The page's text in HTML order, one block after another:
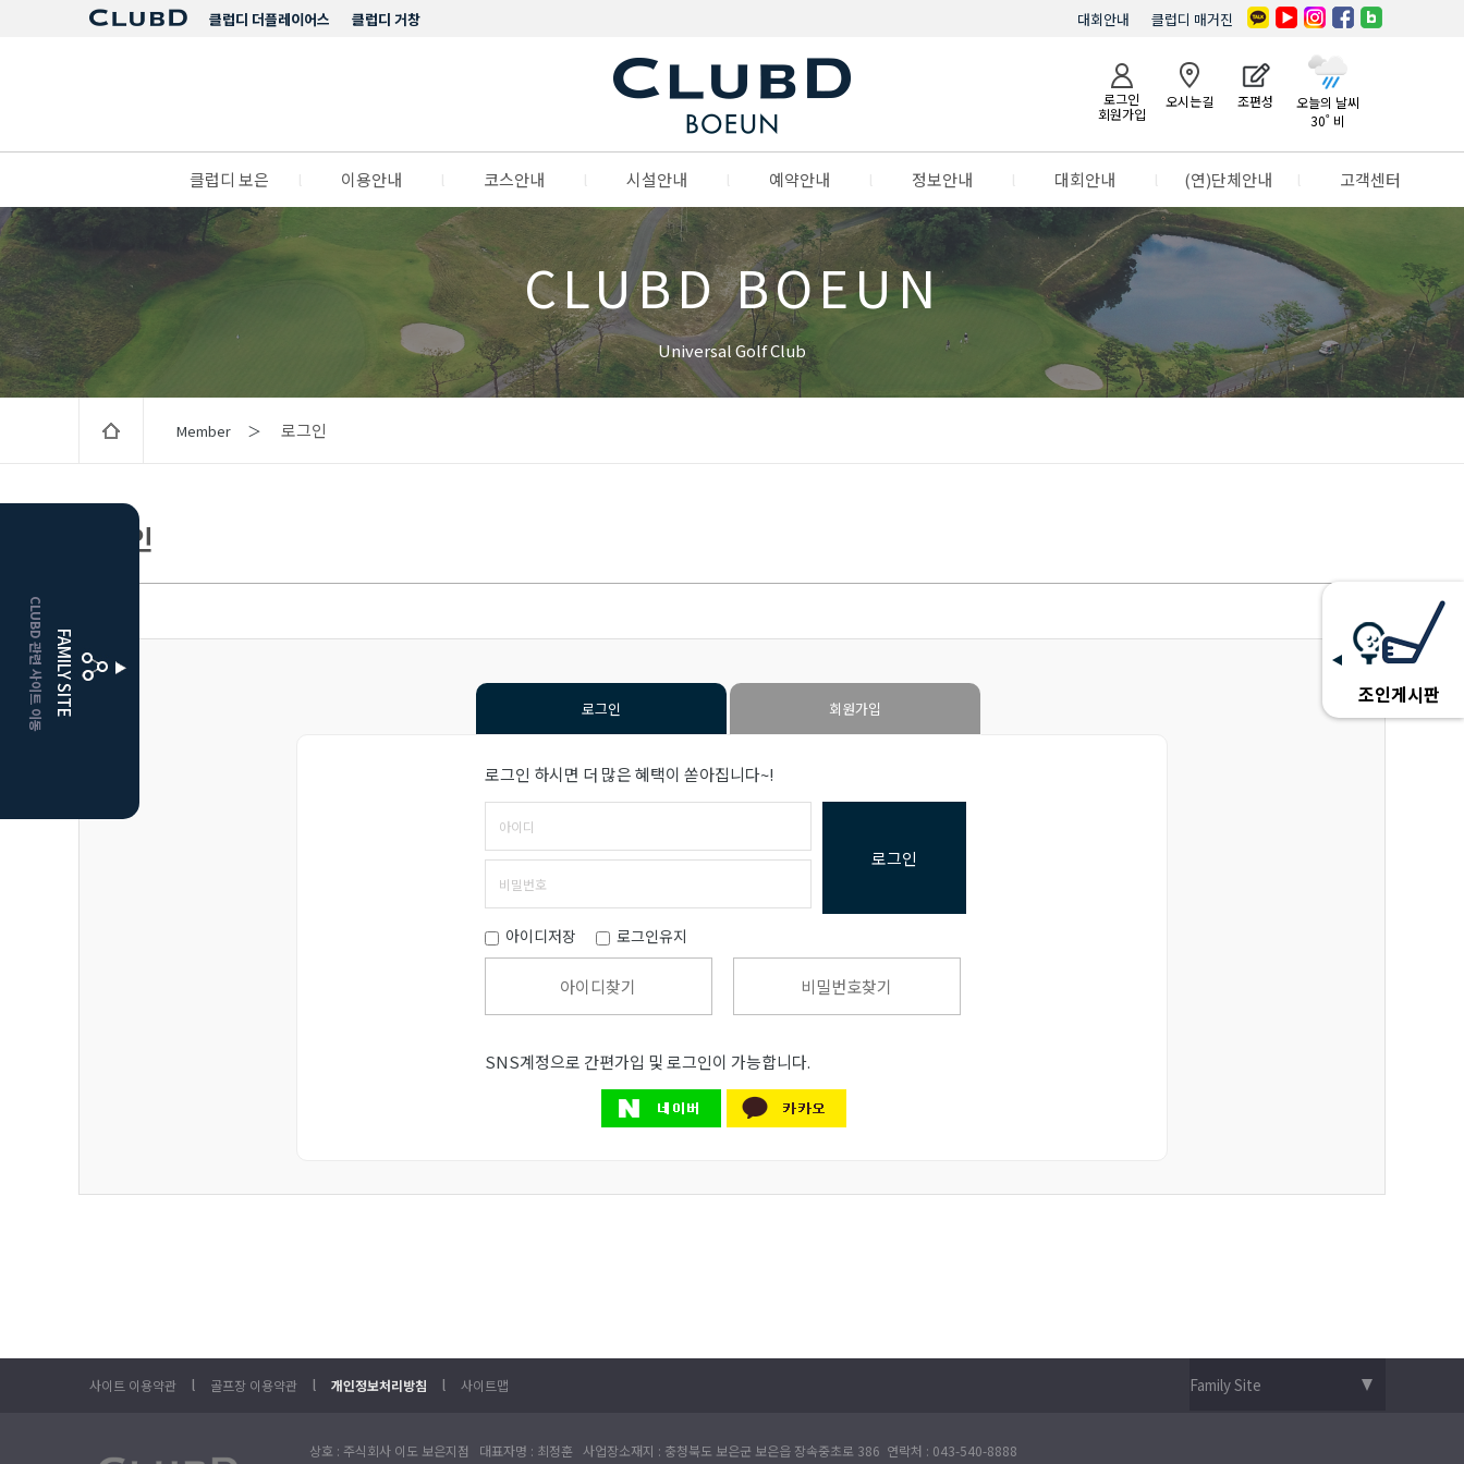
클럽디 거창
클럽디 더플레이어스 클럽디 매거진
대회안내
로그인
회원가입
오시는길 조편성
오늘의 날씨
30˚ 비
클럽디 보은 이용안내 코스안내 시설안내 예약안내 정보안내 대회안내 (연)단체안내 고객센터
CLUBD BOEUN
Universal Golf Club
FAMILY SITE
CLUBD 관련 사이트 이동
HOME
클럽디더플레이어스 조인게시판
Member ＞ 로그인
로그인
로그인 회원가입
로그인 하시면 더 많은 혜택이 쏟아집니다~!
로그인
아이디저장 로그인유지
아이디찾기 비밀번호찾기
SNS계정으로 간편가입 및 로그인이 가능합니다.
사이트 이용약관 l 골프장 이용약관 l 개인정보처리방침 l 사이트맵
상호 : 주식회사 이도 보은지점 대표자명 : 최정훈 사업장소재지 : 충청북도 보은군 보은읍 장속중초로 386 연락처 : 043-540-8888